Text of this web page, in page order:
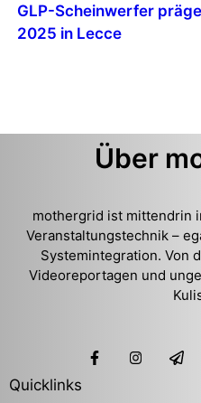
GLP-Scheinwerfer
2025 in Lecce
Über
mothergrid ist mittendrin
Veranstaltungstechnik –
Systemintegration. Von
Videoreportagen und
Quicklinks